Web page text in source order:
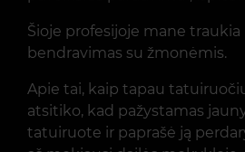
Šioje profesijoje mane
bendravimas su žmonėmis.
Apie tai, kaip tapau
atsitiko, kad pažystamas
tatuiruote ir paprašė ją